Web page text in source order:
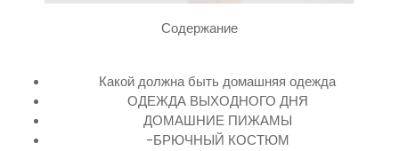
Содержание
Какой должна быть домашняя одежда
ОДЕЖДА ВЫХОДНОГО ДНЯ
ДОМАШНИЕ ПИЖАМЫ
-БРЮЧНЫЙ КОСТЮМ